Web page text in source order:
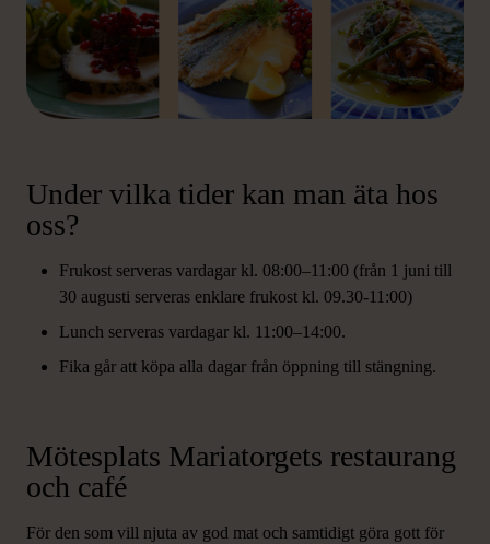
Under vilka tider kan man äta hos
oss?
Frukost serveras vardagar kl. 08:00–11:00 (från 1 juni till
30 augusti serveras enklare frukost kl. 09.30-11:00)
Lunch serveras vardagar kl. 11:00–14:00.
Fika går att köpa alla dagar från öppning till stängning.
Mötesplats Mariatorgets restaurang
och café
För den som vill njuta av god mat och samtidigt göra gott för